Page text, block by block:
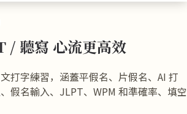
/ 聽寫 心流更高效
打字練習，涵蓋平假名、片假名、AI 打
假名輸入、JLPT、WPM 和準確率、填空